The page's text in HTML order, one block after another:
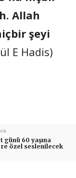
Allah
şeyi
E Hadis)
günü 60 yaşına
özel seslenilecek